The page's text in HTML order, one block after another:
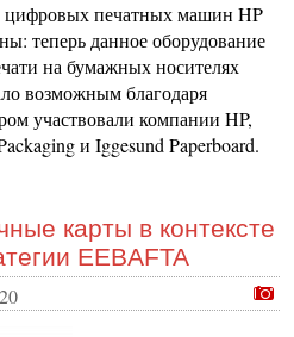
печатных машин HP
теперь данное оборудование
на бумажных носителях
возможным благодаря
участвовали компании HP,
и Iggesund Paperboard.
карты в контексте
EEBAFTA